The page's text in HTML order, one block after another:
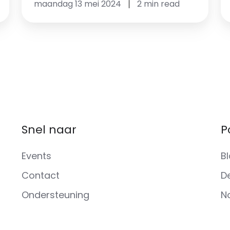
maandag 13 mei 2024 2 min read
Snel naar
Events
Contact
Ondersteuning